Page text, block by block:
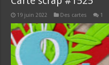
19 juin 2022 Des cartes 1